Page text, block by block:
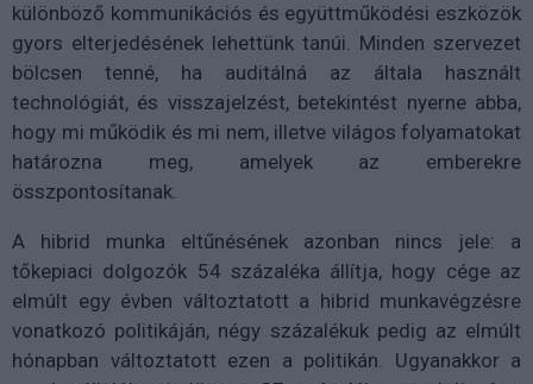
különböző kommunikációs és együttműködési eszközök
gyors elterjedésének lehettünk tanúi. Minden szervezet
bölcsen tenné, ha auditálná az általa használt
technológiát, és visszajelzést, betekintést nyerne abba,
hogy mi működik és mi nem, illetve világos folyamatokat
határozna meg, amelyek az emberekre
összpontosítanak.
A hibrid munka eltűnésének azonban nincs jele: a
tőkepiaci dolgozók 54 százaléka állítja, hogy cége az
elmúlt egy évben változtatott a hibrid munkavégzésre
vonatkozó politikáján, négy százalékuk pedig az elmúlt
hónapban változtatott ezen a politikán. Ugyanakkor a